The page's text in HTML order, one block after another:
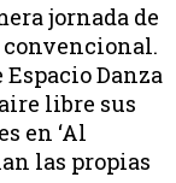
jornada de
convencional.
Danza
libre sus
en ‘Al
las propias